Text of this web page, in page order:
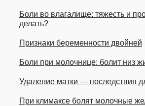
Боли во влагалище: тяжесть и
делать?
Признаки беременности двойней
Боли при молочнице: болит низ
Удаление матки — последствия
При климаксе болят молочные